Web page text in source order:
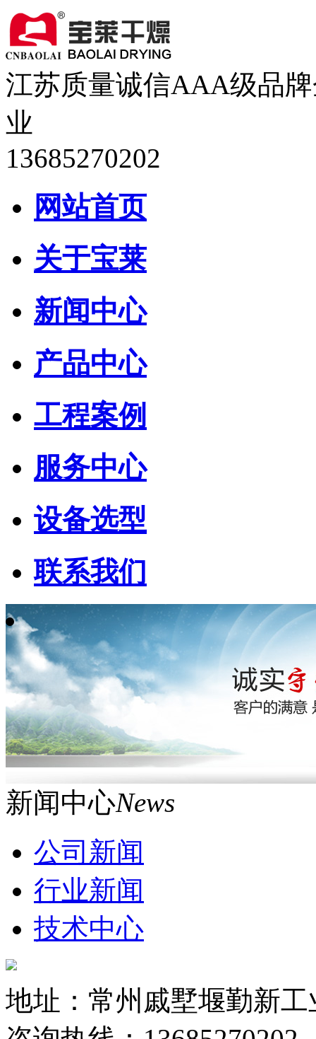
江苏质量诚信AAA级品
业
13685270202
网站首页
关于宝莱
新闻中心
产品中心
工程案例
服务中心
设备选型
联系我们
新闻中心News
公司新闻
行业新闻
技术中心
地址：常州戚墅堰勤新工